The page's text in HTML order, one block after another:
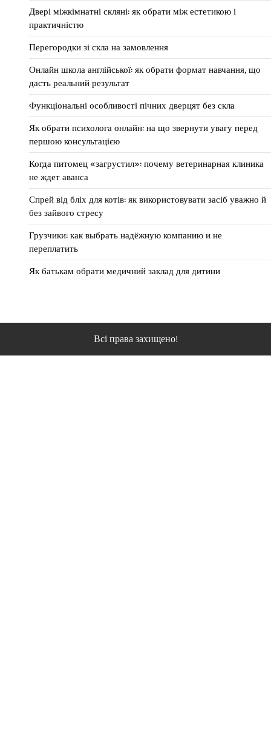
Двері міжкімнатні скляні: як обрати між естетикою і
практичністю
Перегородки зі скла на замовлення
Онлайн школа англійської: як обрати формат навчання, що
дасть реальний результат
Функціональні особливості пічних дверцят без скла
Як обрати психолога онлайн: на що звернути увагу перед
першою консультацією
Когда питомец «загрустил»: почему ветеринарная клиника
не ждет аванса
Спрей від бліх для котів: як використовувати засіб уважно й
без зайвого стресу
Грузчики: как выбрать надёжную компанию и не
переплатить
Як батькам обрати медичний заклад для дитини
Всі права захищено!